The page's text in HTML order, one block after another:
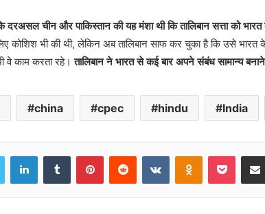
दरअसल चीन और पाकिस्तान की यह मंशा थी कि तालिबान सत्ता को
कोशिश भी की थी, लेकिन अब तालिबान साफ कर चुका है कि उसे भारत
वे काम करता रहे।तालिबान ने भारत से कई बार अपने संबंध सामान्य
china cpec hindu India
Twitter LinkedInTumblr PinterestReddit VKontakteOdnoklassniki
Pocket